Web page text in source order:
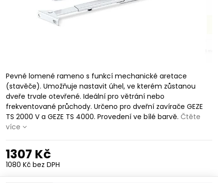
Pevné lomené rameno s funkcí mechanické aretace
(stavěče). Umožňuje nastavit úhel, ve kterém zůstanou
dveře trvale otevřené. Ideální pro větrání nebo
frekventované průchody. Určeno pro dveřní zavírače GEZE
TS 2000 V a GEZE TS 4000. Provedení ve bílé barvě. Čtěte
více
1307 Kč
1080 Kč bez DPH